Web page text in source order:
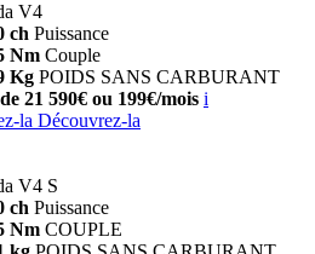
V4
ch Puissance
Nm Couple
Kg POIDS SANS CARBURANT
21 590€ ou 199€/mois i
la Découvrez-la
V4 S
ch Puissance
Nm COUPLE